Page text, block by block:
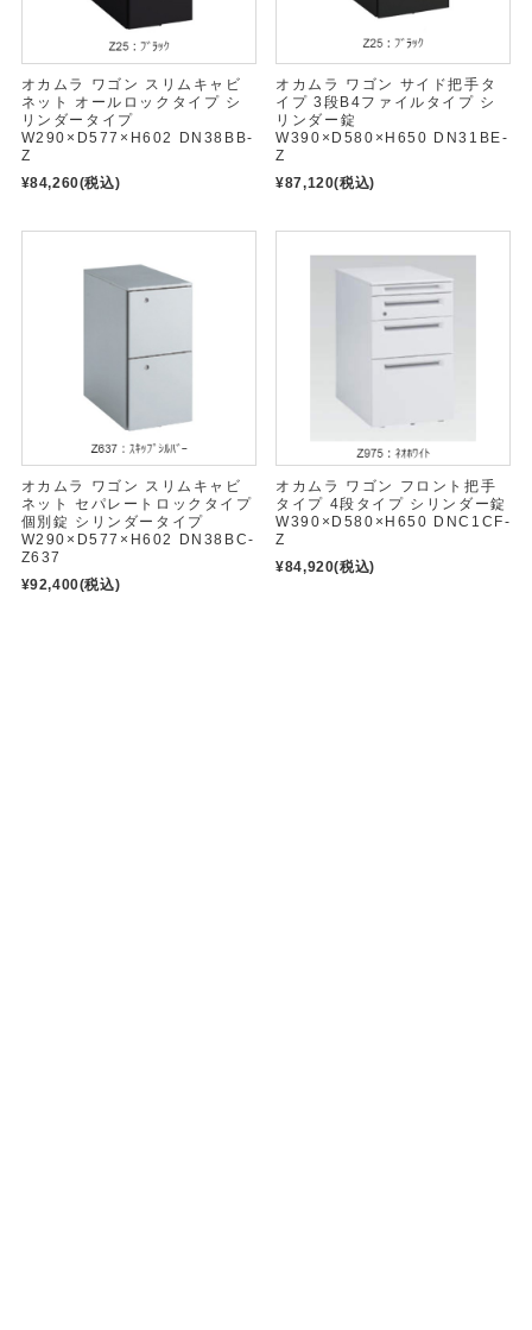
オカムラ ワゴン スリムキャビ
ネット オールロックタイプ シ
リンダータイプ
W290×D577×H602 DN38BB-
Z
¥84,260(税込)
オカムラ ワゴン サイド把手タ
イプ 3段B4ファイルタイプ シ
リンダー錠
W390×D580×H650 DN31BE-
Z
¥87,120(税込)
オカムラ ワゴン スリムキャビ
ネット セパレートロックタイプ
個別錠 シリンダータイプ
W290×D577×H602 DN38BC-
Z637
¥92,400(税込)
オカムラ ワゴン フロント把手
タイプ 4段タイプ シリンダー錠
W390×D580×H650 DNC1CF-
Z
¥84,920(税込)